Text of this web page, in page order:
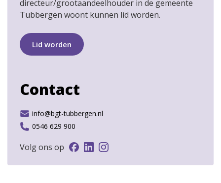
directeur/grootaandeelhouder in de gemeente
Tubbergen woont kunnen lid worden.
Lid worden
Contact
info@bgt-tubbergen.nl
0546 629 900
Volg ons op